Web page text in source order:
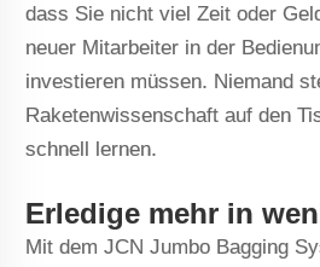
dass Sie nicht viel Zeit oder
neuer Mitarbeiter in der
investieren müssen. Niemand
Raketenwissenschaft auf den
schnell lernen.
Erledige mehr in
Mit dem JCN Jumbo Bagging